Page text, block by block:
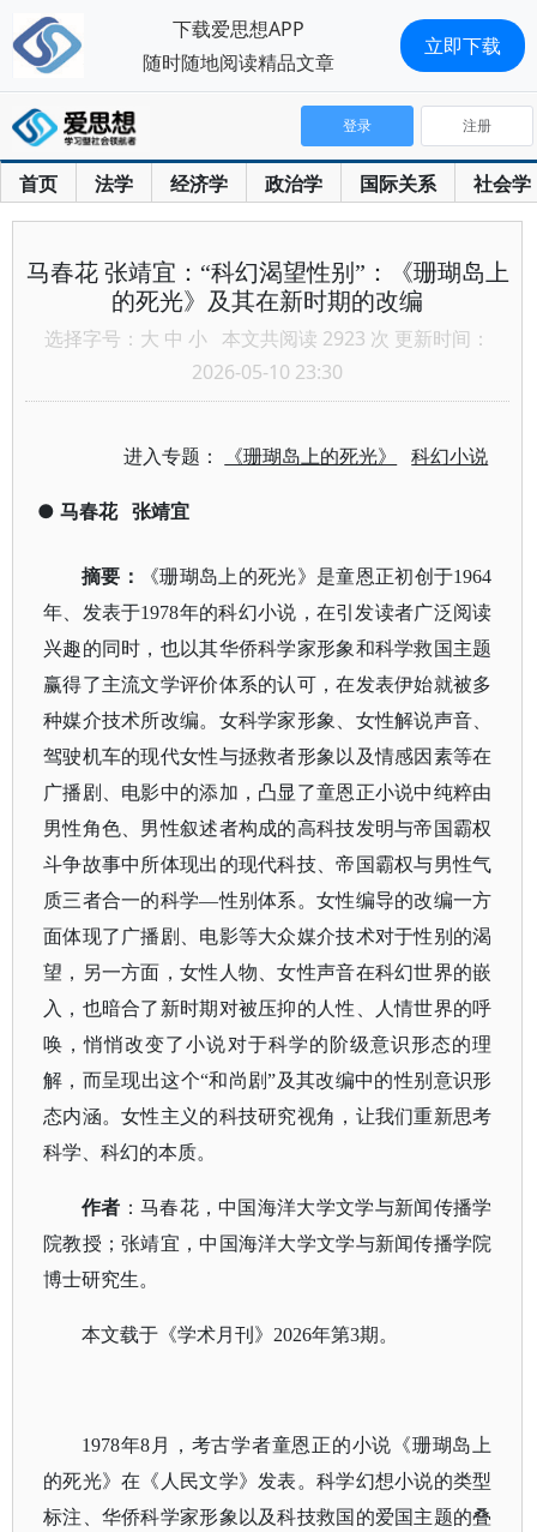
首页 法学 经济学 政治学 国际关系 社会学
登录 注册
马春花 张靖宜：“科幻渴望性别”：《珊瑚岛上
的死光》及其在新时期的改编
选择字号： 大 中 小 本文共阅读 2923 次 更新时间：
2026-05-10 23:30
进入专题： 《珊瑚岛上的死光》 科幻小说
● 马春花 张靖宜
摘要： 《珊瑚岛上的死光》是童恩正初创于1964
年、发表于1978年的科幻小说，在引发读者广泛阅读
兴趣的同时，也以其华侨科学家形象和科学救国主题
赢得了主流文学评价体系的认可，在发表伊始就被多
种媒介技术所改编。女科学家形象、女性解说声音、
驾驶机车的现代女性与拯救者形象以及情感因素等在
广播剧、电影中的添加，凸显了童恩正小说中纯粹由
男性角色、男性叙述者构成的高科技发明与帝国霸权
斗争故事中所体现出的现代科技、帝国霸权与男性气
质三者合一的科学—性别体系。女性编导的改编一方
面体现了广播剧、电影等大众媒介技术对于性别的渴
望，另一方面，女性人物、女性声音在科幻世界的嵌
入，也暗合了新时期对被压抑的人性、人情世界的呼
唤，悄悄改变了小说对于科学的阶级意识形态的理
解，而呈现出这个“和尚剧”及其改编中的性别意识形
态内涵。女性主义的科技研究视角，让我们重新思考
科学、科幻的本质。
作者 ： 马春花，中国海洋大学文学与新闻传播学
院教授；张靖宜，中国海洋大学文学与新闻传播学院
博士研究生。
本文载于《学术月刊》 2026年第3期。
1978年8月，考古学者童恩正的小说《珊瑚岛上
的死光》在《人民文学》发表。科学幻想小说的类型
标注、华侨科学家形象以及科技救国的爱国主题的叠
下载爱思想APP
随时随地阅读精品文章
立即下载